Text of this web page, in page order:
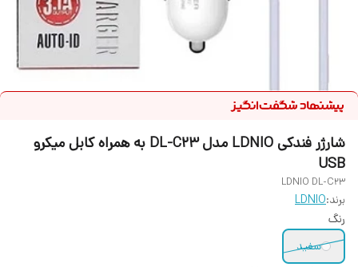
شارژر فندکی LDNIO مدل DL-C23 به همراه کابل میکرو
USB
LDNIO DL-C23
برند:LDNIO
رنگ
سفید